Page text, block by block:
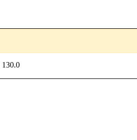
130.0